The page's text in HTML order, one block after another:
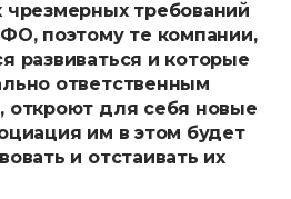
чрезмерных требований
поэтому те компании,
развиваться и которые
ответственным
откроют для себя новые
им в этом будет
и отстаивать их